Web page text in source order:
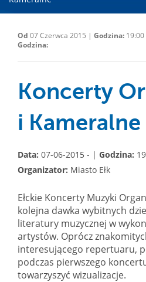
Od 07 Czerwca 2015 | Godzina: 19:00
Godzina:
Koncerty
i Kameralne
Data: 07-06-2015 - | Godzina:
Organizator: Miasto Ełk
Ełckie Koncerty Muzyki
kolejna dawka wybitnych
literatury muzycznej w
artystów. Oprócz
interesującego repertuaru,
podczas pierwszego
towarzyszyć wizualizacje.